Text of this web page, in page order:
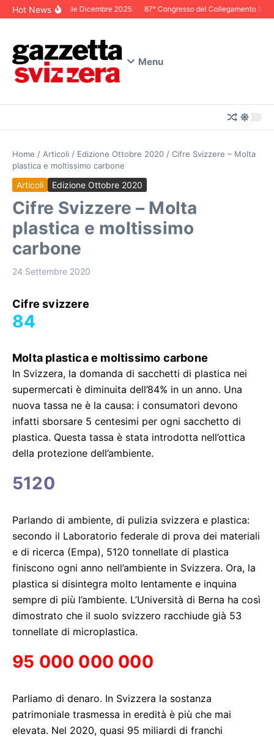
Salta al contenuto
Hot NewsEditoriale Dicembre 2025 87° Congresso del Collegamento
Menu
Home / Articoli / Edizione Ottobre 2020 / Cifre Svizzere – Molta
plastica e moltissimo carbone
Articoli Edizione Ottobre 2020
Cifre Svizzere – Molta
plastica e moltissimo
carbone
24 Settembre 2020
Cifre svizzere
84
Molta plastica e moltissimo carbone
In Svizzera, la domanda di sacchetti di plastica nei
supermercati è diminuita dell’84% in un anno. Una
nuova tassa ne è la causa: i consumatori devono
infatti sborsare 5 centesimi per ogni sacchetto di
plastica. Questa tassa è stata introdotta nell’ottica
della protezione dell’ambiente.
5120
Parlando di ambiente, di pulizia svizzera e plastica:
secondo il Laboratorio federale di prova dei materiali
e di ricerca (Empa), 5120 tonnellate di plastica
finiscono ogni anno nell’ambiente in Svizzera. Ora, la
plastica si disintegra molto lentamente e inquina
sempre di più l’ambiente. L’Università di Berna ha così
dimostrato che il suolo svizzero racchiude già 53
tonnellate di microplastica.
95 000 000 000
Parliamo di denaro. In Svizzera la sostanza
patrimoniale trasmessa in eredità è più che mai
elevata. Nel 2020, quasi 95 miliardi di franchi